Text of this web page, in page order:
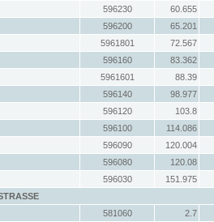
596230
60.655
596200
65.201
5961801
72.567
596160
83.362
5961601
88.39
596140
98.977
596120
103.8
596100
114.086
596090
120.004
596080
120.08
596030
151.975
581060
2.7